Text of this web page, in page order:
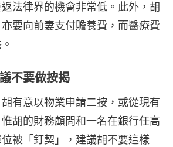
法律界的機會非常低。此外，胡
要向前妻支付贍養費，而醫療費
不要做按揭
有意以物業申請二按，或從現有
胡的財務顧問和一名在銀行任高
被「釘契」，建議胡不要這樣